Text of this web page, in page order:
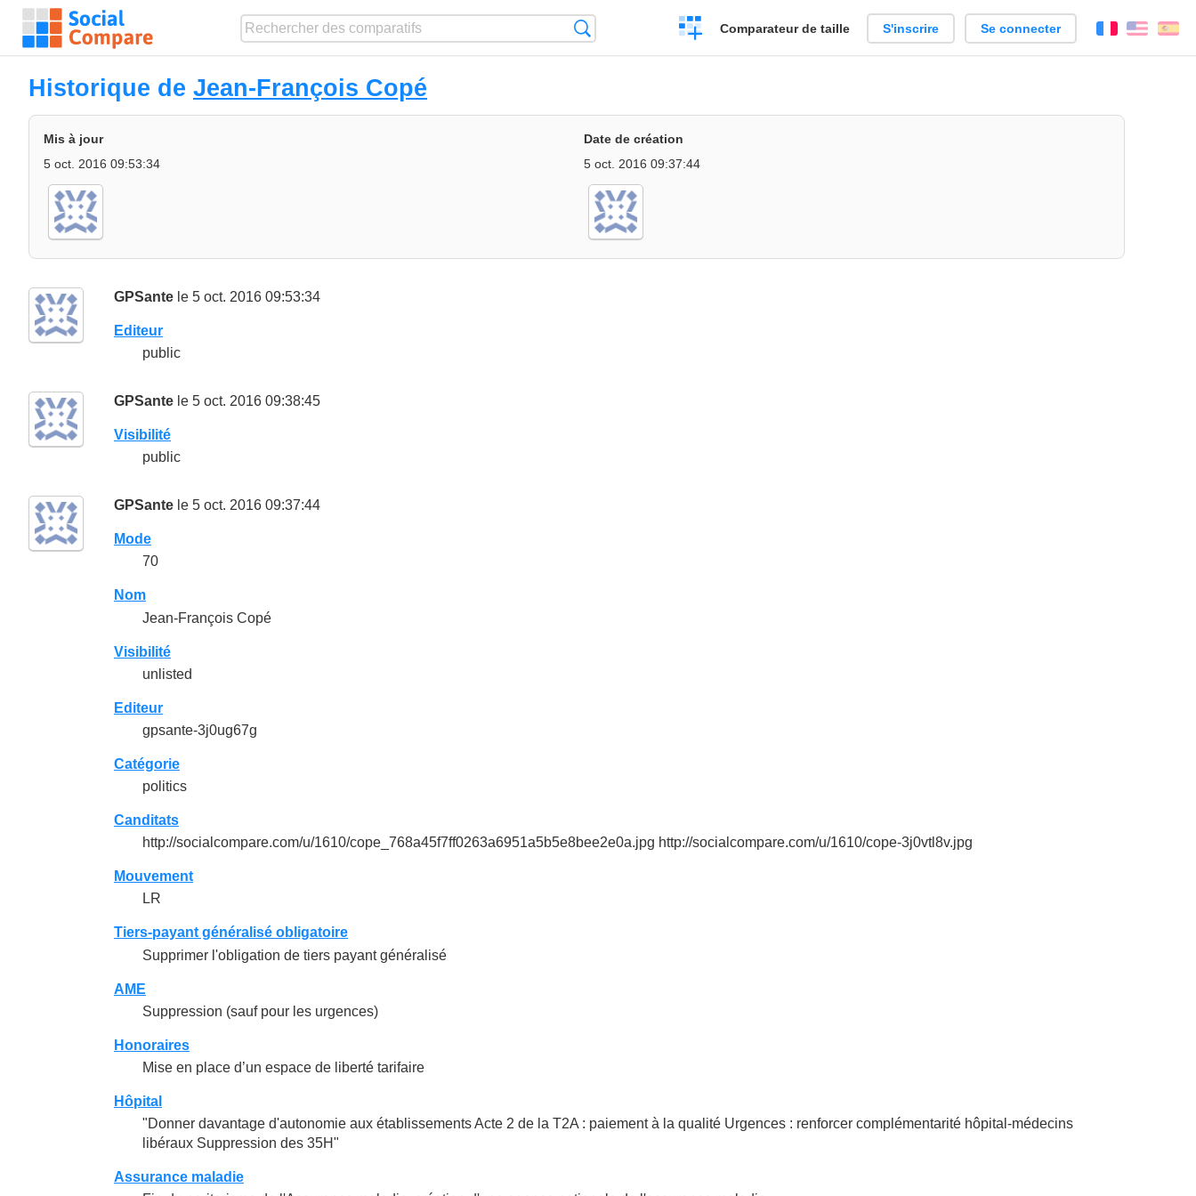
Créer
un
Comparateur de taille S'inscrire Se connecter FrançaisEnglish
Historique de Jean-François Copé
Mis à jour
5 oct. 2016 09:53:34
Date de création
5 oct. 2016 09:37:44
GPSante le 5 oct. 2016 09:53:34
Editeur
public
GPSante le 5 oct. 2016 09:38:45
Visibilité
public
GPSante le 5 oct. 2016 09:37:44
Mode
70
Nom
Jean-François Copé
Visibilité
unlisted
Editeur
gpsante-3j0ug67g
Catégorie
politics
Canditats
http://socialcompare.com/u/1610/cope_768a45f7ff0263a6951a5b5e8bee2e0a.jpg http://socialcompare.com/u/1610/cope-3j0vtl8v.jpg
Mouvement
LR
Tiers-payant généralisé obligatoire
Supprimer l'obligation de tiers payant généralisé
AME
Suppression (sauf pour les urgences)
Honoraires
Mise en place d’un espace de liberté tarifaire
Hôpital
"Donner davantage d'autonomie aux établissements Acte 2 de la T2A : paiement à la qualité Urgences : renforcer complémentarité hôpital-médecins
libéraux Suppression des 35H"
Assurance maladie